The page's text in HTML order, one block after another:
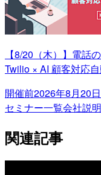
【8/20（木）】電話
Twilio × AI 顧客対応
開催前2026年8月20
セミナー一覧会社説
関連記事